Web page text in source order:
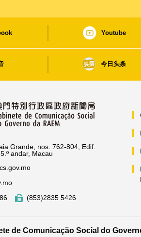
Youtube
今日头条
Grande, nos. 762-804, Edif.
andar, Macau
(853)2835 5426
de Comunicação Social do